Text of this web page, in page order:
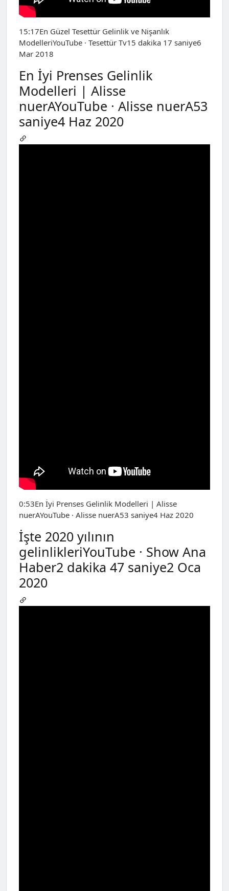
15:17En Güzel Tesettür Gelinlik ve Nişanlık
ModelleriYouTube · Tesettür Tv15 dakika 17 saniye6
Mar 2018
En İyi Prenses Gelinlik
Modelleri | Alisse
nuerAYouTube · Alisse nuerA53
saniye4 Haz 2020
0:53En İyi Prenses Gelinlik Modelleri | Alisse
nuerAYouTube · Alisse nuerA53 saniye4 Haz 2020
İşte 2020 yılının
gelinlikleriYouTube · Show Ana
Haber2 dakika 47 saniye2 Oca
2020